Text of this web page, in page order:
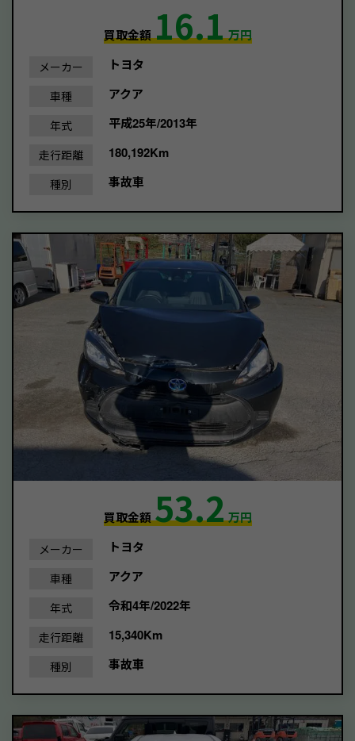
買取金額16.1万円
メーカー トヨタ
車種 アクア
年式 平成25年/2013年
走行距離 180,192Km
種別 事故車
買取金額53.2万円
メーカー トヨタ
車種 アクア
年式 令和4年/2022年
走行距離 15,340Km
種別 事故車